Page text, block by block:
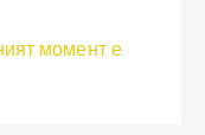
момент е